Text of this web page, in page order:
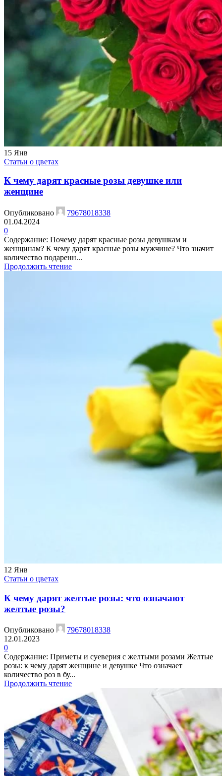
15 Янв
Статьи о цветах
К чему дарят красные розы девушке или
женщине
Опубликовано
79678018338
01.04.2024
0
Содержание: Почему дарят красные розы девушкам и
женщинам? К чему дарят красные розы мужчине? Что значит
количество подаренн...
Продолжить чтение
12 Янв
Статьи о цветах
К чему дарят желтые розы: что означают
желтые розы?
Опубликовано
79678018338
12.01.2023
0
Содержание: Приметы и суеверия с желтыми розами Желтые
розы: к чему дарят женщине и девушке Что означает
количество роз в бу...
Продолжить чтение